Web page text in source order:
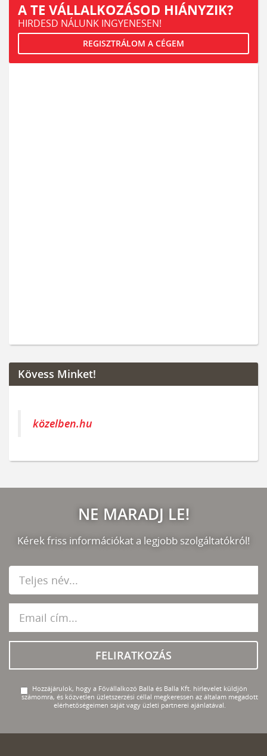
A TE VÁLLALKOZÁSOD HIÁNYZIK?
HIRDESD NÁLUNK INGYENESEN!
REGISZTRÁLOM A CÉGEM
Kövess Minket!
közelben.hu
NE MARADJ LE!
Kérek friss információkat a legjobb szolgáltatókról!
FELIRATKOZÁS
Hozzájárulok, hogy a Fővállalkozó Balla és Balla Kft. hírlevelet küldjön
számomra, és közvetlen üzletszerzési céllal megkeressen az általam megadott
elérhetőségeimen saját vagy üzleti partnerei ajánlatával.